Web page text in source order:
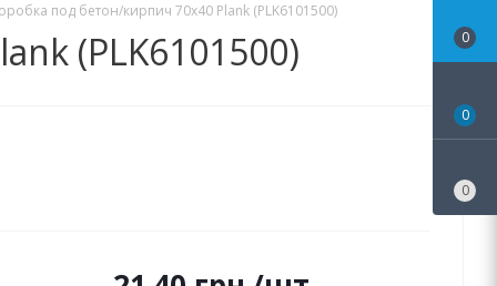
под бетон/кирпич 70х40 Plank (PLK6101500)
(PLK6101500) 0
0
0